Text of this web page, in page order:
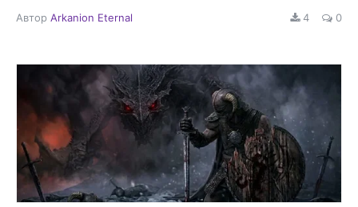
Автор Arkanion Eternal 4 0